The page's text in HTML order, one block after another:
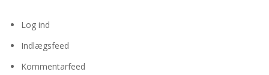
Log ind
Indlægsfeed
Kommentarfeed